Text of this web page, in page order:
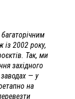
із 2002 року,
Так, ми
західного
— у
на